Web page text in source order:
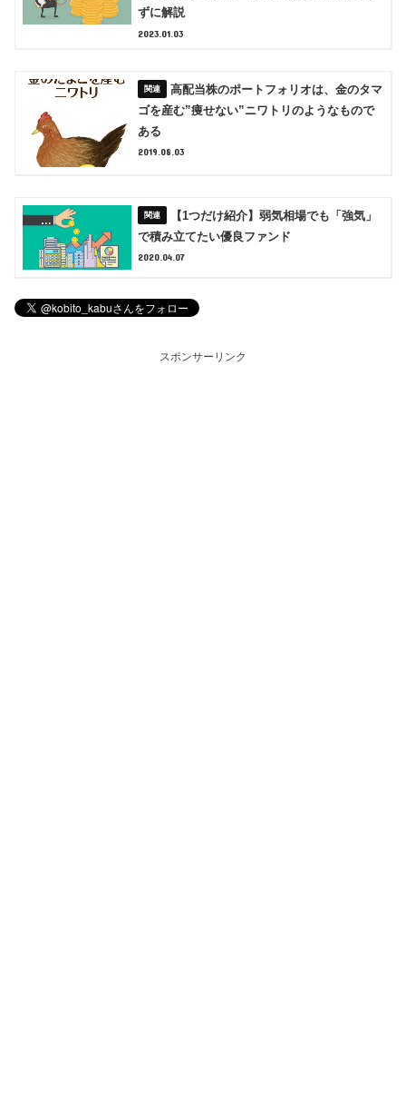
ずに解説
2023.01.03
高配当株のポートフォリオは、金のタマ
ゴを産む”痩せない”ニワトリのようなもので
ある
2019.08.03
【1つだけ紹介】弱気相場でも「強気」
で積み立てたい優良ファンド
2020.04.07
スポンサーリンク